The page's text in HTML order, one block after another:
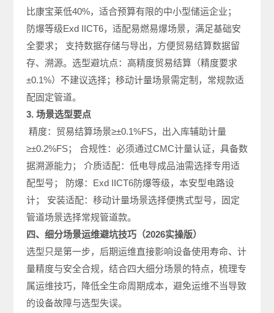
比康宝莱低40%，适合预算有限的中小型储运企业；
防爆等级Exd IICT6，适配易燃易爆场景，满足基础安
全要求； 支持数据存储与导出，方便贸易结算数据留
存、溯源。选型避坑点：高精度贸易结算（精度要求
±0.1%）不建议选择；移动计量场景需定制，常规款适
配固定管道。
3. 场景选型要点
精度：贸易结算场景≥±0.1%FS，出入库辅助计量
≥±0.2%FS； 合规性：必须通过CMC计量认证，具备数
据溯源能力； 介质适配：低电导成品油需选择专用适
配型号； 防爆：Exd IICT6防爆等级，本安型电路设
计； 安装适配：移动计量场景选择便携式型号，固定
管道场景选择常规管道款。
四、细分场景运维避坑技巧（2026实操版）
选型只是第一步，后期运维直接影响设备使用寿命、计
量精度与安全合规，结合四大细分场景的特点，梳理专
属运维技巧，降低全生命周期成本，避免运维不当导致
的设备故障与选型失误。